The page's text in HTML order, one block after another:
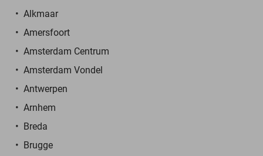
Alkmaar
Amersfoort
Amsterdam Centrum
Amsterdam Vondel
Antwerpen
Arnhem
Breda
Brugge